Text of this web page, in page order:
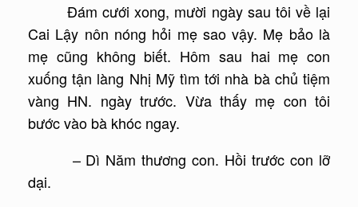
Đám cưới xong, mười ngày sau tôi về lại
Cai Lậy nôn nóng hỏi mẹ sao vậy. Mẹ bảo là
mẹ cũng không biết. Hôm sau hai mẹ con
xuống tận làng Nhị Mỹ tìm tới nhà bà chủ tiệm
vàng HN. ngày trước. Vừa thấy mẹ con tôi
bước vào bà khóc ngay.
– Dì Năm thương con. Hồi trước con lỡ
dại.